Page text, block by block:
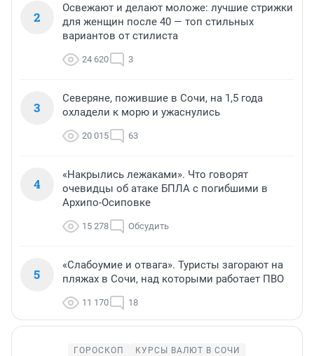
2
Освежают и делают моложе: лучшие стрижки
для женщин после 40 — топ стильных
вариантов от стилиста
24 620 3
3
Северяне, пожившие в Сочи, на 1,5 года
охладели к морю и ужаснулись
20 015 63
4
«Накрылись лежаками». Что говорят
очевидцы об атаке БПЛА с погибшими в
Архипо-Осиповке
15 278 Обсудить
5
«Слабоумие и отвага». Туристы загорают на
пляжах в Сочи, над которыми работает ПВО
11 170 18
ГОРОСКОП
КУРСЫ ВАЛЮТ В СОЧИ